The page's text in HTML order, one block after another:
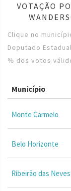
VOTAÇÃO
Clique no
Deputado
% dos votos
Município
Monte Carmelo
Belo Horizonte
Ribeirão das Neves